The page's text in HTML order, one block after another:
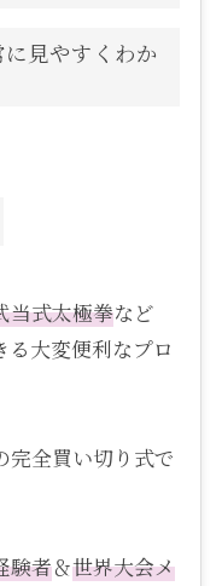
見やすくわか
当式太極拳など
大変便利なプロ
完全買い切り式で
験者＆世界大会メ